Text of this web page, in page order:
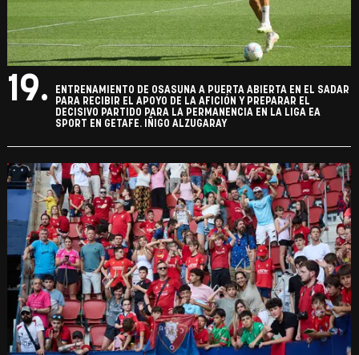
19.
ENTRENAMIENTO DE OSASUNA A PUERTA ABIERTA EN EL SADAR
PARA RECIBIR EL APOYO DE LA AFICIÓN Y PREPARAR EL
DECISIVO PARTIDO PARA LA PERMANENCIA EN LA LIGA EA
SPORT EN GETAFE. IÑIGO ALZUGARAY